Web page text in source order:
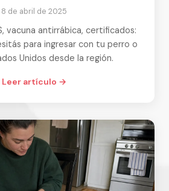
8 de abril de 2025
vacuna antirrábica, certificados:
para ingresar con tu perro o
Unidos desde la región.
Leer artículo →